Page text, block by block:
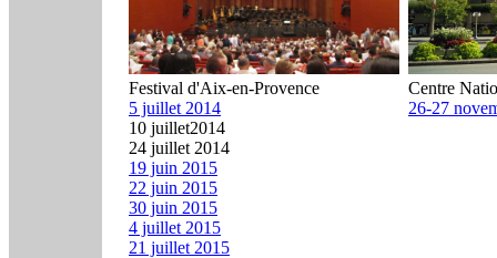
Festival d'Aix-en-Provence
5 juillet 2014
10 juillet2014
24 juillet 2014
19 juin 2015
22 juin 2015
30 juin 2015
4 juillet 2015
21 juillet 2015
Centre
26-27